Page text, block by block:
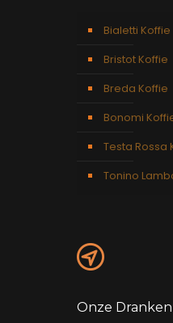
Bialetti Koffie
Bristot Koffie
Breda Koffie
Bonomi
Testa Rossa
Tonino
Onze Dranken